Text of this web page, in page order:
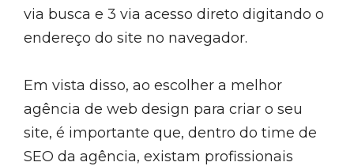
via busca e 3 via acesso direto digitando o
endereço do site no navegador.
Em vista disso, ao escolher a melhor
agência de web design para criar o seu
site, é importante que, dentro do time de
SEO da agência, existam profissionais